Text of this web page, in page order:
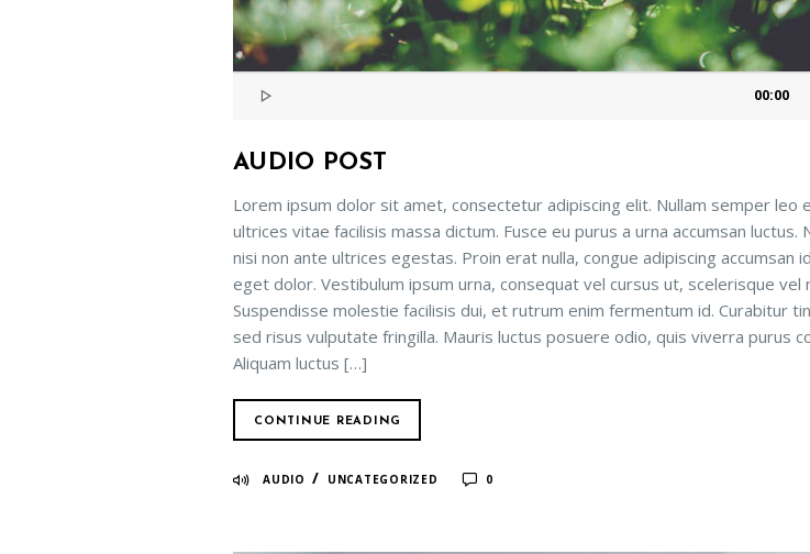
00:00
AUDIO POST
Lorem ipsum dolor sit amet, consectetur adipiscing elit. Nullam semper leo
ultrices vitae facilisis massa dictum. Fusce eu purus a urna accumsan luctus.
nisi non ante ultrices egestas. Proin erat nulla, congue adipiscing accumsan
eget dolor. Vestibulum ipsum urna, consequat vel cursus ut, scelerisque vel
Suspendisse molestie facilisis dui, et rutrum enim fermentum id. Curabitur
sed risus vulputate fringilla. Mauris luctus posuere odio, quis viverra purus
Aliquam luctus […]
CONTINUE READING
AUDIO / UNCATEGORIZED 0